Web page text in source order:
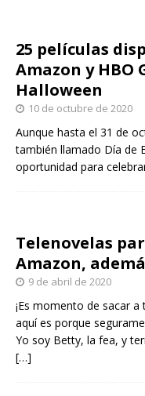
25 películas
Amazon y HBO
Halloween
10 de octubre de 2020
Aunque hasta el 31 de
también llamado Día de
oportunidad para
Telenovelas
Amazon,
9 de abril de 2020
¡Es momento de sacar
aquí es porque
Yo soy Betty, la fea, y
[…]